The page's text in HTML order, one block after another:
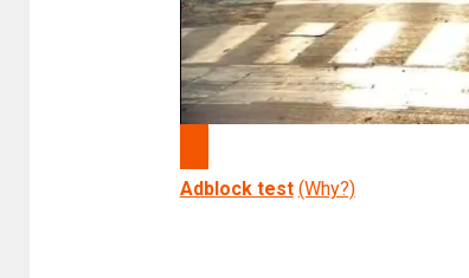
Adblock test (Why?)